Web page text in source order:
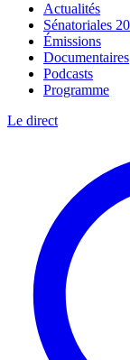
Actualités
Sénatoriales
Émissions
Documentaires
Podcasts
Programme
Le direct